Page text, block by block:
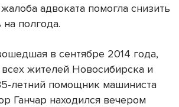
адвоката помогла снизить
полгода.
в сентябре 2014 года,
жителей Новосибирска и
летний помощник машиниста
Ганчар находился вечером